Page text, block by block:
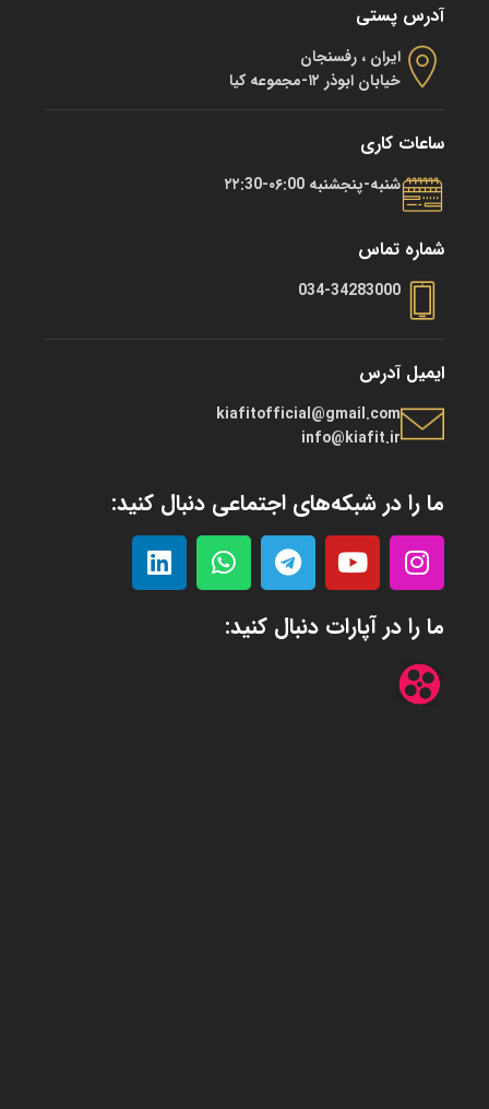
آدرس پستی
ایران ، رفسنجان
خیابان ابوذر ۱۲-مجموعه کیا
ساعات کاری
شنبه-پنجشنبه ۰۶:00-۲۲:30
شماره تماس
034-34283000
ایمیل آدرس
kiafitofficial@gmail.com
info@kiafit.ir
ما را در شبکه‌های اجتماعی دنبال کنید:
ما را در آپارات دنبال کنید: